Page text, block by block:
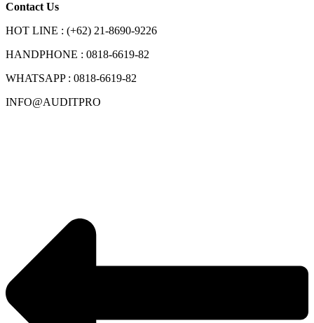
Contact Us
HOT LINE : (+62) 21-8690-9226
HANDPHONE : 0818-6619-82
WHATSAPP : 0818-6619-82
INFO@AUDITPRO